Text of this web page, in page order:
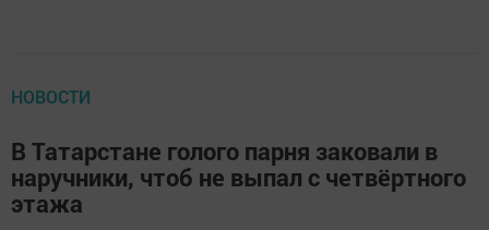
НОВОСТИ
В Татарстане голого парня заковали в
наручники, чтоб не выпал с четвёртного
этажа